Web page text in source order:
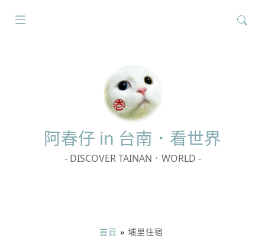
阿春仔 in 台南．看世界
- DISCOVER TAINAN．WORLD -
首頁 » 埔里住宿